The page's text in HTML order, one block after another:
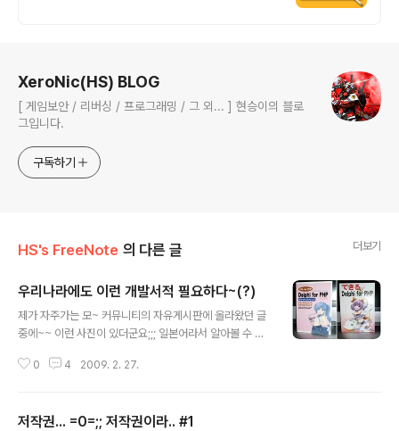
XeroNic(HS) BLOG
[ 게임보안 / 리버싱 / 프로그래밍 / 그 외... ] 현승이의 블로
그입니다.
구독하기
HS's FreeNote 의 다른 글 더보기
우리나라에도 이런 개발서적 필요하다~(?)
제가 자주가는 모~ 커뮤니티의 자유게시판에 올라왔던 글
중에~~ 이런 사진이 있더군요;;; 일본어라서 알아볼 수 없
PHP', 'Delphi for PHP' ... 요런 것들을 보면... 뭔가~ 개
흔히 볼수있는... 그런 개발서적과는~ 완전히 달랐기에...
0 4 2009. 2. 27.
저작권... =0=;; 저작권이라.. #1